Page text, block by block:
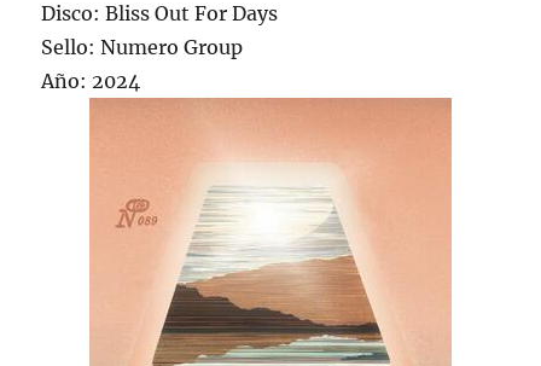
Disco: Bliss Out For Days
Sello: Numero Group
Año: 2024